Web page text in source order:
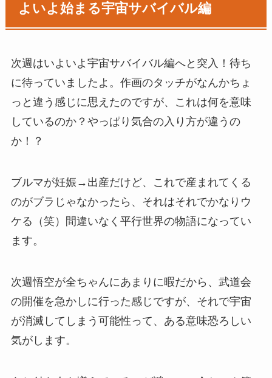
よいよ始まる宇宙サバイバル編
次週はいよいよ宇宙サバイバル編へと突入！待ち
に待っていましたよ。作画のタッチがなんかちょ
っと違う感じに思えたのですが、これは何を意味
しているのか？やっぱり気合の入り方が違うの
か！？
ブルマが妊娠→出産だけど、これで産まれてくる
のがブラじゃなかったら、それはそれでかなりウ
ケる（笑）間違いなく平行世界の物語になってい
ます。
次週悟空が全ちゃんにあまりに暇だから、武道会
の開催を急かしに行った感じですが、それで宇宙
が消滅してしまう可能性って、ある意味恐ろしい
気がします。